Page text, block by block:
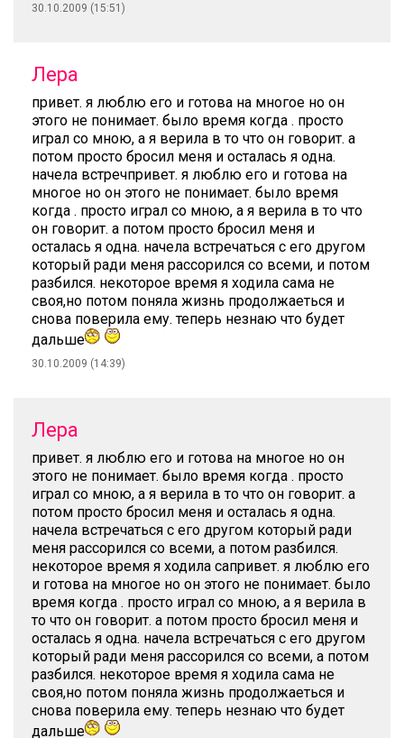
30.10.2009 (15:51)
Лера
привет. я люблю его и готова на многое но он
этого не понимает. было время когда . просто
играл со мною, а я верила в то что он говорит. а
потом просто бросил меня и осталась я одна.
начела встречпривет. я люблю его и готова на
многое но он этого не понимает. было время
когда . просто играл со мною, а я верила в то что
он говорит. а потом просто бросил меня и
осталась я одна. начела встречаться с его другом
который ради меня рассорился со всеми, и потом
разбился. некоторое время я ходила сама не
своя,но потом поняла жизнь продолжаеться и
снова поверила ему. теперь незнаю что будет
дальше
30.10.2009 (14:39)
Лера
привет. я люблю его и готова на многое но он
этого не понимает. было время когда . просто
играл со мною, а я верила в то что он говорит. а
потом просто бросил меня и осталась я одна.
начела встречаться с его другом который ради
меня рассорился со всеми, а потом разбился.
некоторое время я ходила сапривет. я люблю его
и готова на многое но он этого не понимает. было
время когда . просто играл со мною, а я верила в
то что он говорит. а потом просто бросил меня и
осталась я одна. начела встречаться с его другом
который ради меня рассорился со всеми, а потом
разбился. некоторое время я ходила сама не
своя,но потом поняла жизнь продолжаеться и
снова поверила ему. теперь незнаю что будет
дальше